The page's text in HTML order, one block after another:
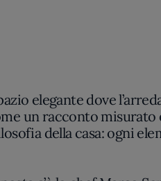
elegante dove
un racconto
della casa: ogni